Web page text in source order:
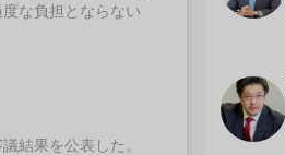
な負担とならない
結果を公表した。